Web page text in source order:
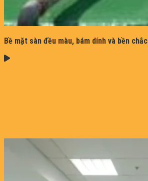
Bề mặt sàn đều màu, bám dính và bền chắc